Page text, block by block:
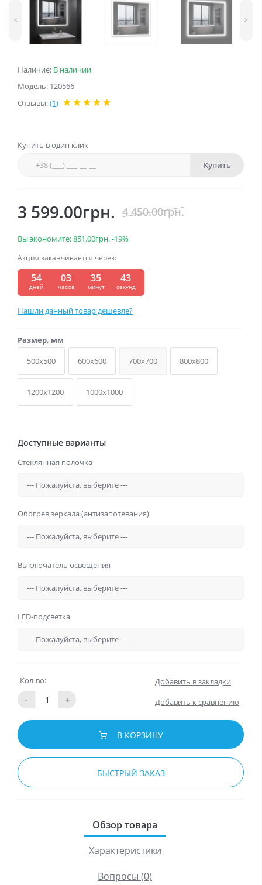
Наличие: В наличии
Модель: 120566
Отзывы:(1)
< >
Купить в один клик
Купить
3 599.00грн. 4 450.00грн.
Вы экономите:851.00грн.-19%
Акция заканчивается через:
54
дней
03
часов
35
минут
43
секунд
Нашли данный товар дешевле?
Размер, мм
500x500
600x600 700x700 800x800
1200x1200 1000x1000
Доступные варианты
Стеклянная полочка
Обогрев зеркала (антизапотевания)
Выключатель освещения
LED-подсветка
Кол-во:
-
+
Добавить в закладки
Добавить к сравнению
В КОРЗИНУ
БЫСТРЫЙ ЗАКАЗ
Обзор товара
Характеристики
Вопросы (0)